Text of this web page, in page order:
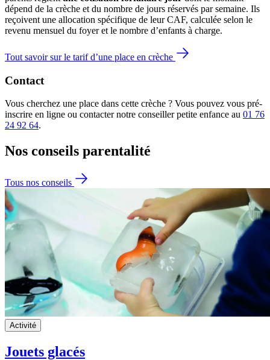
dépend de la crèche et du nombre de jours réservés par semaine. Ils
reçoivent une allocation spécifique de leur CAF, calculée selon le
revenu mensuel du foyer et le nombre d’enfants à charge.
Tout savoir sur le tarif d’une place en crèche
Contact
Vous cherchez une place dans cette crèche ? Vous pouvez vous pré-
inscrire en ligne ou contacter notre conseiller petite enfance au 01 76
24 92 64.
Nos conseils parentalité
Tous nos conseils
Activité
Jouets glacés